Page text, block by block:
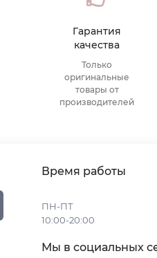
Гарантия
качества
Только
оригинальные
товары от
производителей
Время работы
ПН-ПТ
10:00-20:00
Мы в социальных